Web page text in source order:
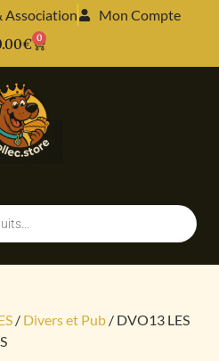
Association
Mon Compte
€ 0
/ Divers et Pub / DVO13 LES